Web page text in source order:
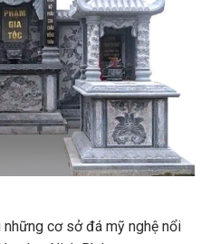
những cơ sở đá mỹ nghệ nổi